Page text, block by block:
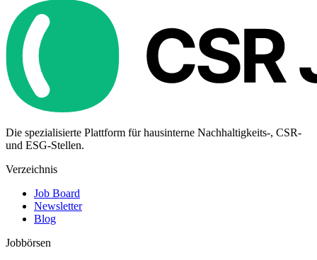
Die spezialisierte Plattform für hausinterne Nachhaltigkeits-, CSR-
und ESG-Stellen.
Verzeichnis
Job Board
Newsletter
Blog
Jobbörsen